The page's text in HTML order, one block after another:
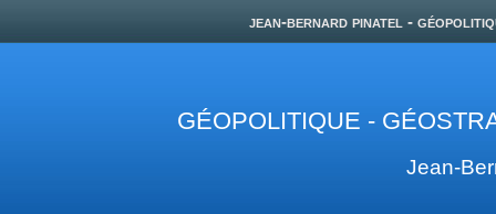
jean-bernard pinatel -
GÉOPOLITIQUE -
Jean-